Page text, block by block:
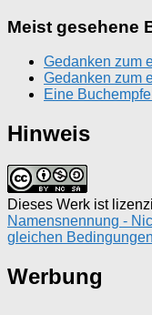
Meist gesehene
Gedanken zum
Gedanken zum
Eine
Hinweis
Dieses Werk ist
Namensnennung -
gleichen
Werbung